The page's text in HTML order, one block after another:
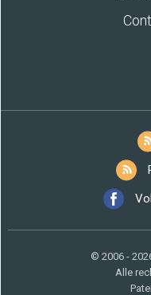
© 2006 -
Alle